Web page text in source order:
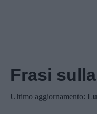
Frasi
Ultimo aggiornamento: